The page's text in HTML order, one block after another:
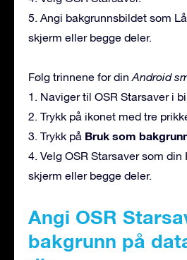
5. Angi bakgrunnsbildet som
skjerm eller begge deler.
Følg trinnene for din Android
1. Naviger til OSR Starsaver i
2. Trykk på ikonet med tre
3. Trykk på Bruk som
4. Velg OSR Starsaver som
skjerm eller begge deler.
Angi OSR
bakgrunn på